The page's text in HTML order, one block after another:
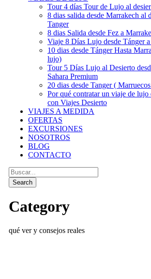
Tour 4 días Tour de Lujo al
8 dias salida desde Marrakech al
Tanger
8 dias Salida desde Fez a
Viaje 8 Días Lujo desde Tánger
10 dias desde Tánger Hasta
lujo)
Tour 5 Días Lujo al Desierto
Sahara Premium
20 dias desde Tanger (
Por qué contratar un viaje de lujo
con Viajes Desierto
VIAJES A MEDIDA
OFERTAS
EXCURSIONES
NOSOTROS
BLOG
CONTACTO
Category
qué ver y consejos reales